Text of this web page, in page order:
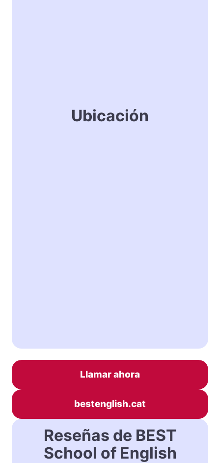
Ubicación
Llamar ahora
bestenglish.cat
Reseñas de BEST
School of English